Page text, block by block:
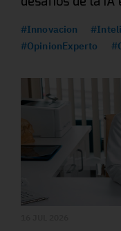
#Innovacion
#OpinionExperto